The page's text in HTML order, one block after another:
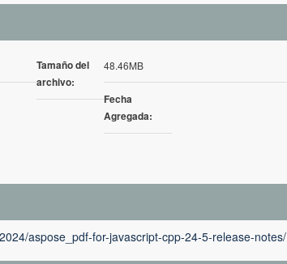
Tamaño del
archivo:
48.46MB
Fecha
Agregada:
aspose_pdf-for-javascript-cpp-24-5-release-notes/